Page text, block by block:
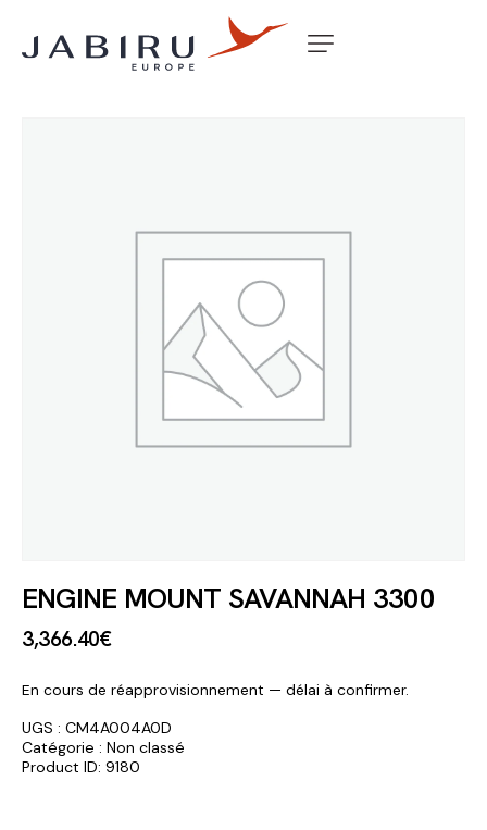
Accueil Non classé
ENGINE MOUNT SAVANNAH 3300
3,366.40€
En cours de réapprovisionnement — délai à confirmer.
UGS : CM4A004A0D
Catégorie : Non classé
Product ID: 9180